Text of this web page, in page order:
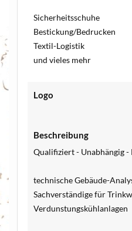
Sicherheitsschuhe
Bestickung/Bedrucken
Textil-Logistik
und vieles mehr
Logo
Beschreibung
Qualifiziert - Unabhängig -
technische Gebäude-
Sachverständige für
Verdunstungskühlanlagen